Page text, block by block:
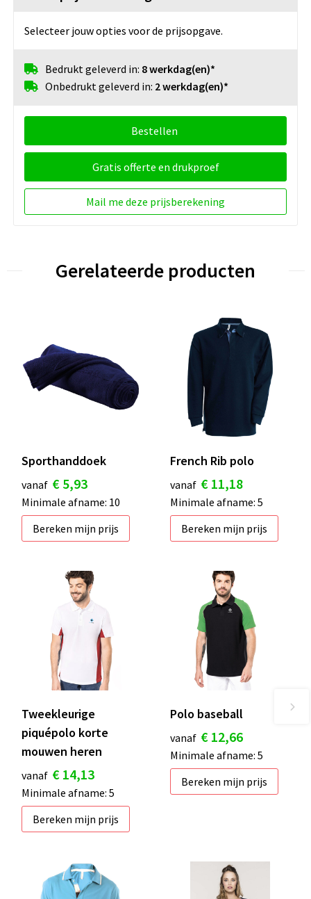
Selecteer jouw opties voor de prijsopgave.
Bedrukt geleverd in: 8 werkdag(en)*
Onbedrukt geleverd in: 2 werkdag(en)*
Bestellen
Gratis offerte en drukproef
Mail me deze prijsberekening
Gerelateerde producten
Sporthanddoek
vanaf € 5,93
Minimale afname: 10
Bereken mijn prijs
French Rib polo
vanaf € 11,18
Minimale afname: 5
Bereken mijn prijs
Tweekleurige
piquépolo korte
mouwen heren
vanaf € 14,13
Minimale afname: 5
Bereken mijn prijs
Polo baseball
vanaf € 12,66
Minimale afname: 5
Bereken mijn prijs